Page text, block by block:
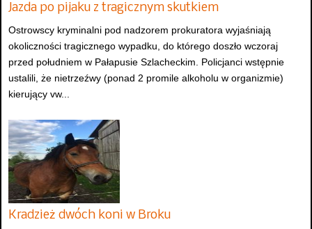
Jazda po pijaku z tragicznym skutkiem
Ostrowscy kryminalni pod nadzorem prokuratora wyjaśniają
okoliczności tragicznego wypadku, do którego doszło wczoraj
przed południem w Pałapusie Szlacheckim. Policjanci wstępnie
ustalili, że nietrzeźwy (ponad 2 promile alkoholu w organizmie)
kierujący vw...
Kradzież dwóch koni w Broku